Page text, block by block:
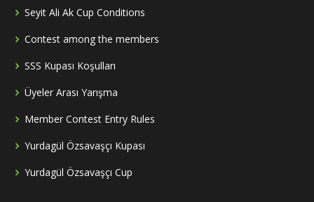
Seyit Ali Ak Cup Conditions
Contest among the members
SSS Kupası Koşulları
Üyeler Arası Yarışma
Member Contest Entry Rules
Yurdagül Özsavaşçı Kupası
Yurdagül Özsavaşçı Cup